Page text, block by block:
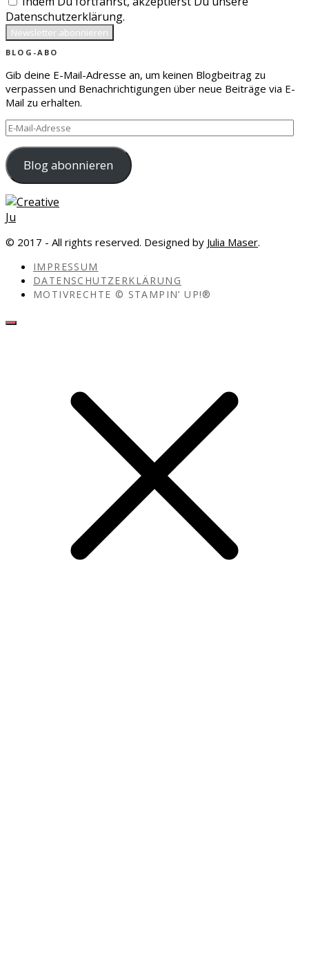
Datenschutzerklärung.
BLOG-ABO
Gib deine E-Mail-Adresse an, um keinen Blogbeitrag zu
verpassen und Benachrichtigungen über neue Beiträge via E-
Mail zu erhalten.
E-
Mail-
Adresse
Blog abonnieren
© 2017 - All rights reserved. Designed by Julia Maser.
IMPRESSUM
DATENSCHUTZERKLÄRUNG
MOTIVRECHTE © STAMPIN’ UP!®